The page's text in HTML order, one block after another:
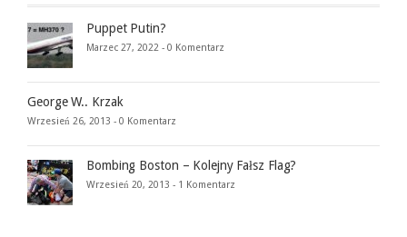
Puppet Putin?
Marzec 27, 2022 - 0 Komentarz
George W.. Krzak
Wrzesień 26, 2013 - 0 Komentarz
Bombing Boston – Kolejny Fałsz Flag?
Wrzesień 20, 2013 - 1 Komentarz